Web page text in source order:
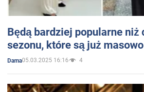
Będą bardziej popularne
sezonu, które są już
Dama05.03.2025 16:16 4